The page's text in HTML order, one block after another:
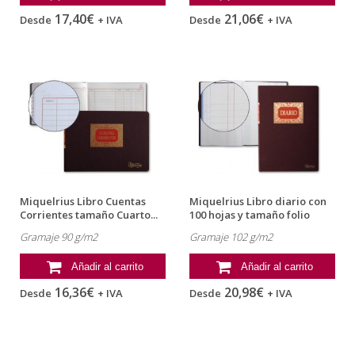
Desde 17,40€ + IVA Desde 21,06€ + IVA
Miquelrius Libro Cuentas
Corrientes tamaño Cuarto...
Gramaje 90 g/m2
Añadir al carrito
Desde 16,36€ + IVA
Miquelrius Libro diario con
100 hojas y tamaño folio
Gramaje 102 g/m2
Añadir al carrito
Desde 20,98€ + IVA